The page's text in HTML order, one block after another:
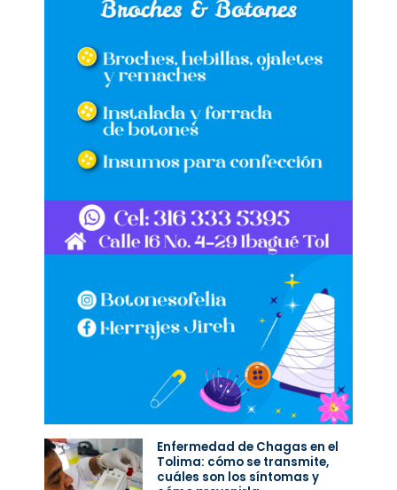
Enfermedad de Chagas en el
Tolima: cómo se transmite,
cuáles son los síntomas y